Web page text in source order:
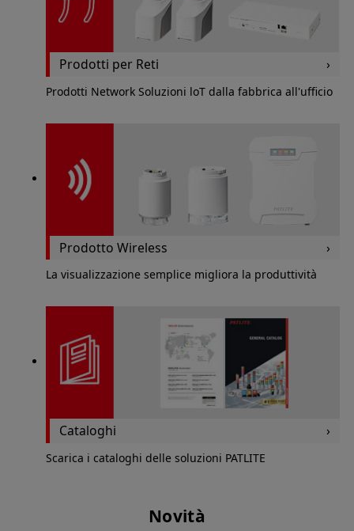
Prodotti per Reti
Prodotti Network Soluzioni loT dalla fabbrica all'ufficio
Prodotto Wireless
La visualizzazione semplice migliora la produttività
Cataloghi
Scarica i cataloghi delle soluzioni PATLITE
Novità